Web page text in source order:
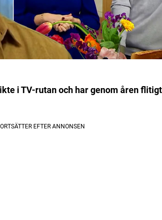
i TV-rutan och har genom åren